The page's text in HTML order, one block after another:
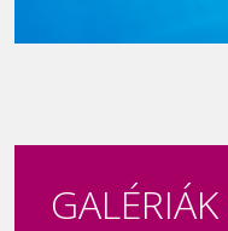
GALÉRIÁK